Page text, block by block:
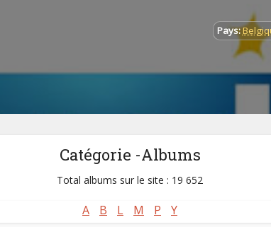
Pays:
Catégorie -Albums
Total albums sur le site : 19 652
A B L M P Y